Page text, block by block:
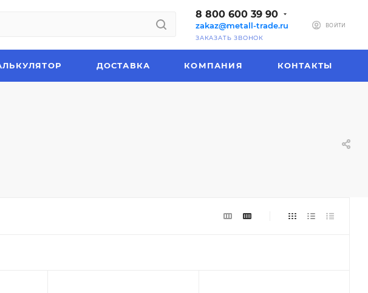
8 800 600 39 90
zakaz@metall-trade.ru
ЗАКАЗАТЬ ЗВОНОК
ВОЙТИ
ДОСТАВКА КОМПАНИЯ КОНТАКТЫ